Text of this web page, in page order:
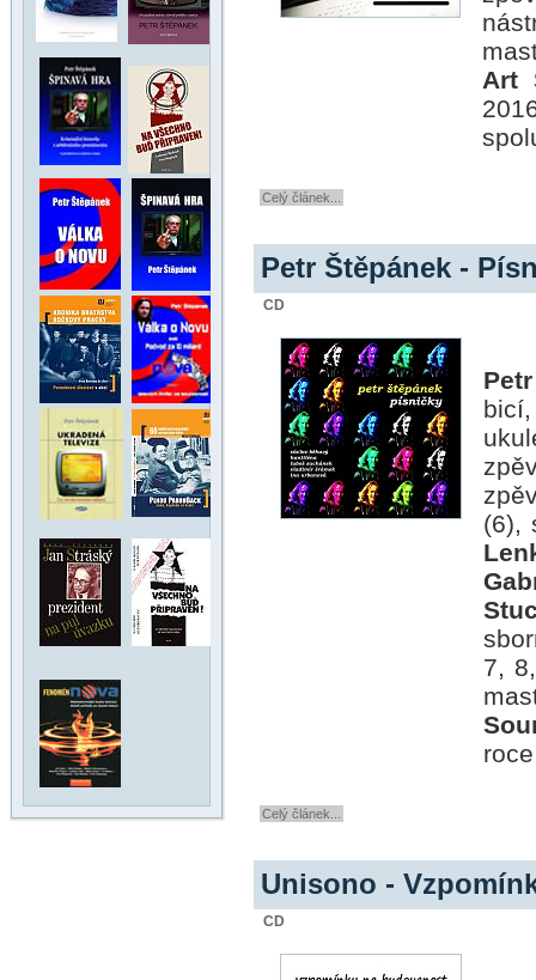
Art
Celý článek...
Petr Štěpánek -
CD
(6),
7,
Celý článek...
Unisono -
CD